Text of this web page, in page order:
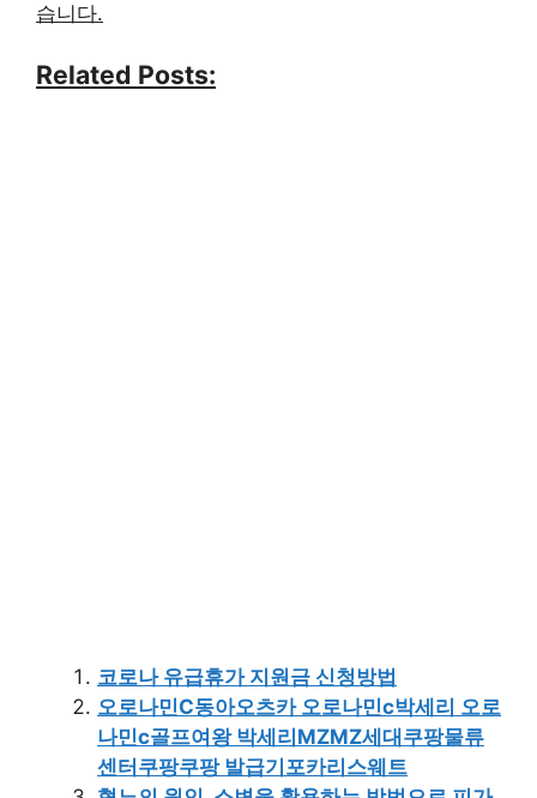
습니다.
Related Posts:
코로나 유급휴가 지원금 신청방법
오로나민C동아오츠카 오로나민c박세리 오로
나민c골프여왕 박세리MZMZ세대쿠팡물류
센터쿠팡쿠팡 발급기포카리스웨트